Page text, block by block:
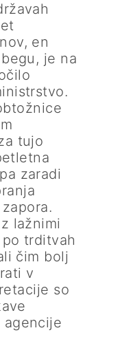
en
je na
tujo
zaradi
lažnimi
trditvah
čim bolj
v
so
agencije